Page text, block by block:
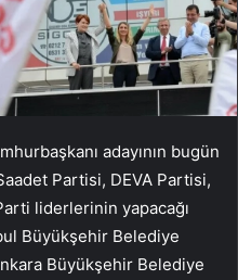
adayının bugün
Partisi, DEVA Partisi,
liderlerinin yapacağı
Büyükşehir Belediye
Büyükşehir Belediye